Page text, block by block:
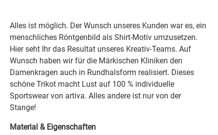
Alles ist möglich. Der Wunsch unseres Kunden war es, ein
menschliches Röntgenbild als Shirt-Motiv umzusetzen.
Hier seht Ihr das Resultat unseres Kreativ-Teams. Auf
Wunsch haben wir für die Märkischen Kliniken den
Damenkragen auch in Rundhalsform realisiert. Dieses
schöne Trikot macht Lust auf 100 % individuelle
Sportswear von artiva. Alles andere ist nur von der
Stange!
Material & Eigenschaften